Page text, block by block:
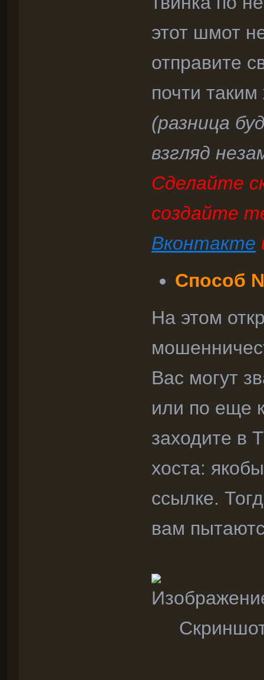
этот шмот
отправите
почти
(разница
взгляд
Сделайте
создайте
Вконтакте
Способ
На этом
Вас могут
или по еще
заходите в
хоста:
ссылке.
вам